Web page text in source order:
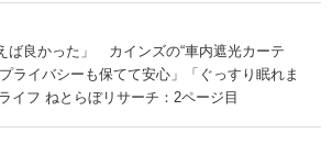
ば良かった」 カインズの“車内遮光カーテ
ライバシーも保てて安心」「ぐっすり眠れま
イフ ねとらぼリサーチ：2ページ目